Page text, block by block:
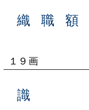
織 職 額
１９画
識